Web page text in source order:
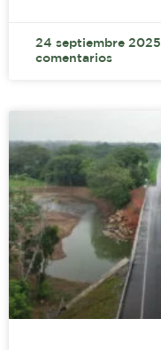
24 septiembre 2025
comentarios